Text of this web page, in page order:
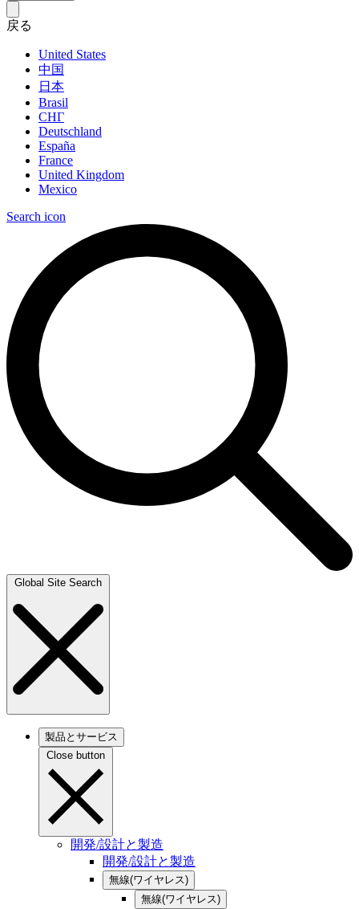
戻る
United States
中国
日本
Brasil
СНГ
Deutschland
España
France
United Kingdom
Mexico
Search icon
Global Site Search
製品とサービス
Close button
開発/設計と製造
開発/設計と製造
無線(ワイヤレス)
無線(ワイヤレス)